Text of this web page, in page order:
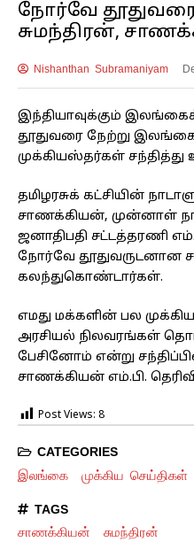
நோர்வே
சுமந்திரன்,
Nishanthan Subramaniyam
இந்தியாவுக்கும்
தூதுவரை நேற்று
முக்கியஸ்தர்கள் சந்தித்து
தமிழரசுக் கட்சியின்
சாணக்கியன், முன்னாள்
ஜனாதிபதி சட்டத்தரணி
நோர்வே தூதுவருடனான
கலந்துகொண்டார்கள்.
எமது மக்களின் பல
அரசியல் நிலவரங்கள்
பேசினோம் என்று
சாணக்கியன் எம்.பி.
Post Views: 8
CATEGORIES
இலங்கை முக்கிய செய்திகள்
TAGS
சாணக்கியன் சுமந்திரன்